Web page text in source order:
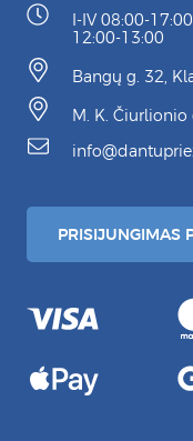
I-IV 08:00-
12:00-13:00
Bangų g. 32,
M. K. Čiurlionio
PRISIJUNGIMAS